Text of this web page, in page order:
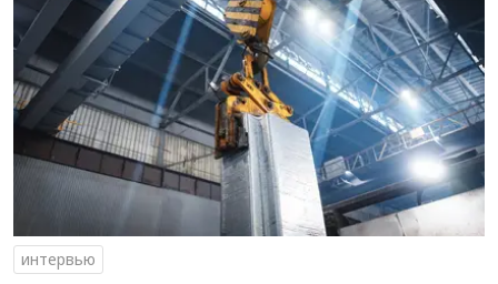
интервью